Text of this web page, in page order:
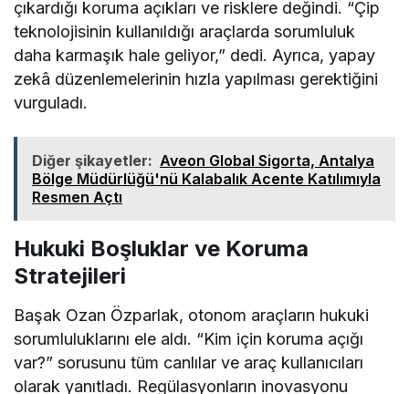
çıkardığı koruma açıkları ve risklere değindi. “Çip
teknolojisinin kullanıldığı araçlarda sorumluluk
daha karmaşık hale geliyor,” dedi. Ayrıca, yapay
zekâ düzenlemelerinin hızla yapılması gerektiğini
vurguladı.
Diğer şikayetler: Aveon Global Sigorta, Antalya
Bölge Müdürlüğü'nü Kalabalık Acente Katılımıyla
Resmen Açtı
Hukuki Boşluklar ve Koruma
Stratejileri
Başak Ozan Özparlak, otonom araçların hukuki
sorumluluklarını ele aldı. “Kim için koruma açığı
var?” sorusunu tüm canlılar ve araç kullanıcıları
olarak yanıtladı. Regülasyonların inovasyonu